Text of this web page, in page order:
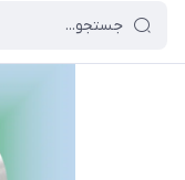
فروشگاه آنلاین آوروکو